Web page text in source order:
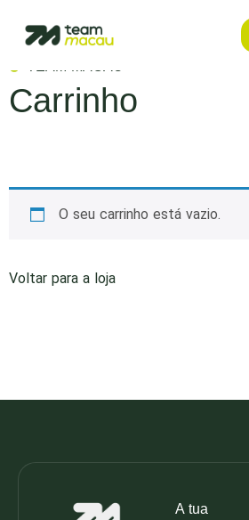
Carrinho
O seu carrinho está vazio.
Voltar para a loja
A tua